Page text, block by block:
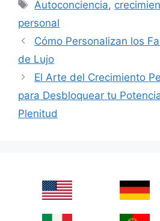
Autoconciencia,
personal
Cómo Personalizan los
de Lujo
El Arte del Crecimiento
para Desbloquear tu
Plenitud